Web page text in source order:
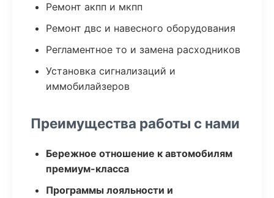
Ремонт акпп и мкпп
Ремонт двс и навесного оборудования
Регламентное то и замена расходников
Установка сигнализаций и
иммобилайзеров
Преимущества работы с нами
Бережное отношение к автомобилям
премиум-класса
Программы лояльности и